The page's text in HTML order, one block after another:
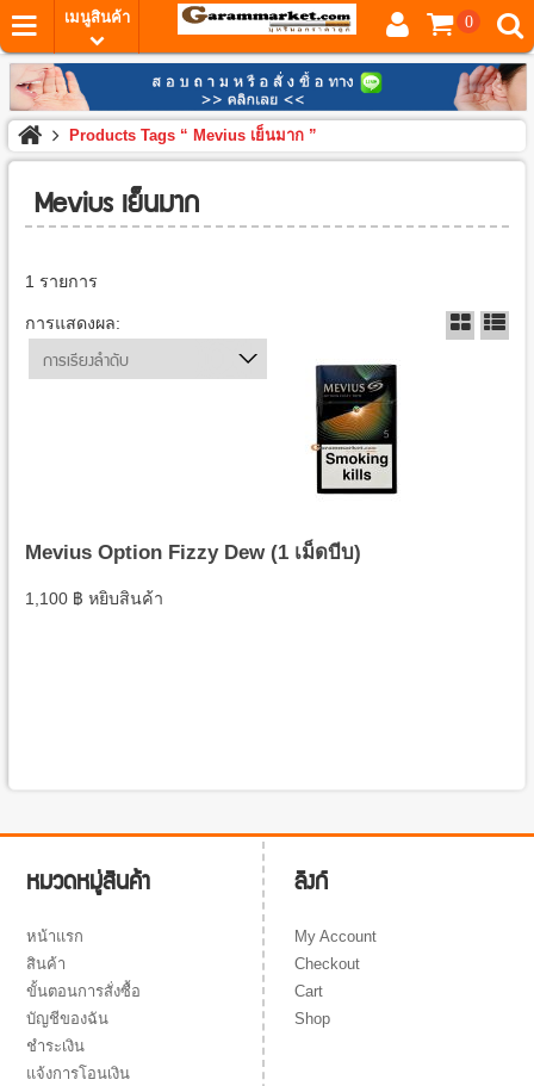
เมนูสินค้า 0
Products Tags “ Mevius เย็นมาก ”
Mevius เย็นมาก
1 รายการ
การแสดงผล:
การเรียงลำดับ
Mevius Option Fizzy Dew (1 เม็ดบีบ)
1,100 ฿ หยิบสินค้า
หมวดหมู่สินค้า
หน้าแรก
สินค้า
ขั้นตอนการสั่งซื้อ
บัญชีของฉัน
ชำระเงิน
แจ้งการโอนเงิน
ลิงก์
My Account
Checkout
Cart
Shop